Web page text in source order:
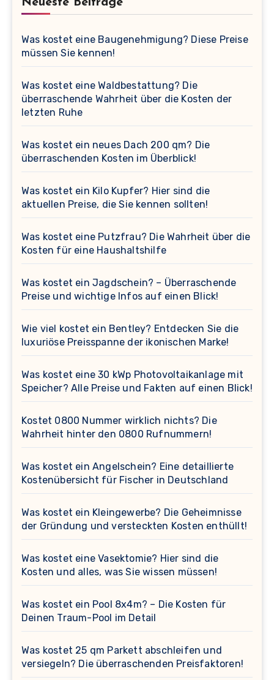
Neueste Beiträge
Was kostet eine Baugenehmigung? Diese Preise
müssen Sie kennen!
Was kostet eine Waldbestattung? Die
überraschende Wahrheit über die Kosten der
letzten Ruhe
Was kostet ein neues Dach 200 qm? Die
überraschenden Kosten im Überblick!
Was kostet ein Kilo Kupfer? Hier sind die
aktuellen Preise, die Sie kennen sollten!
Was kostet eine Putzfrau? Die Wahrheit über die
Kosten für eine Haushaltshilfe
Was kostet ein Jagdschein? – Überraschende
Preise und wichtige Infos auf einen Blick!
Wie viel kostet ein Bentley? Entdecken Sie die
luxuriöse Preisspanne der ikonischen Marke!
Was kostet eine 30 kWp Photovoltaikanlage mit
Speicher? Alle Preise und Fakten auf einen Blick!
Kostet 0800 Nummer wirklich nichts? Die
Wahrheit hinter den 0800 Rufnummern!
Was kostet ein Angelschein? Eine detaillierte
Kostenübersicht für Fischer in Deutschland
Was kostet ein Kleingewerbe? Die Geheimnisse
der Gründung und versteckten Kosten enthüllt!
Was kostet eine Vasektomie? Hier sind die
Kosten und alles, was Sie wissen müssen!
Was kostet ein Pool 8x4m? – Die Kosten für
Deinen Traum-Pool im Detail
Was kostet 25 qm Parkett abschleifen und
versiegeln? Die überraschenden Preisfaktoren!